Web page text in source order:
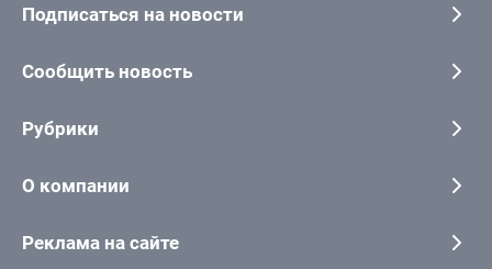
Подписаться на новости
Сообщить новость
Рубрики
О компании
Реклама на сайте